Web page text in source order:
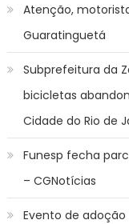
Atenção,
Guaratinguetá
Subprefeitura da
bicicletas
Cidade do Rio de
Funesp fecha
– CGNotícias
Evento de